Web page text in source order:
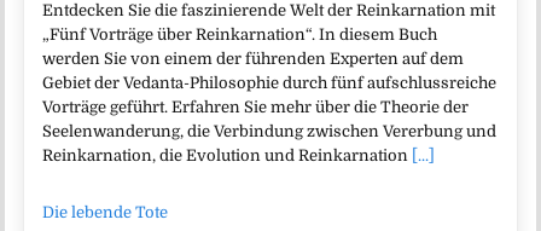
Entdecken Sie die faszinierende Welt der Reinkarnation mit
„Fünf Vorträge über Reinkarnation“. In diesem Buch
werden Sie von einem der führenden Experten auf dem
Gebiet der Vedanta-Philosophie durch fünf aufschlussreiche
Vorträge geführt. Erfahren Sie mehr über die Theorie der
Seelenwanderung, die Verbindung zwischen Vererbung und
Reinkarnation, die Evolution und Reinkarnation [...]
Die lebende Tote